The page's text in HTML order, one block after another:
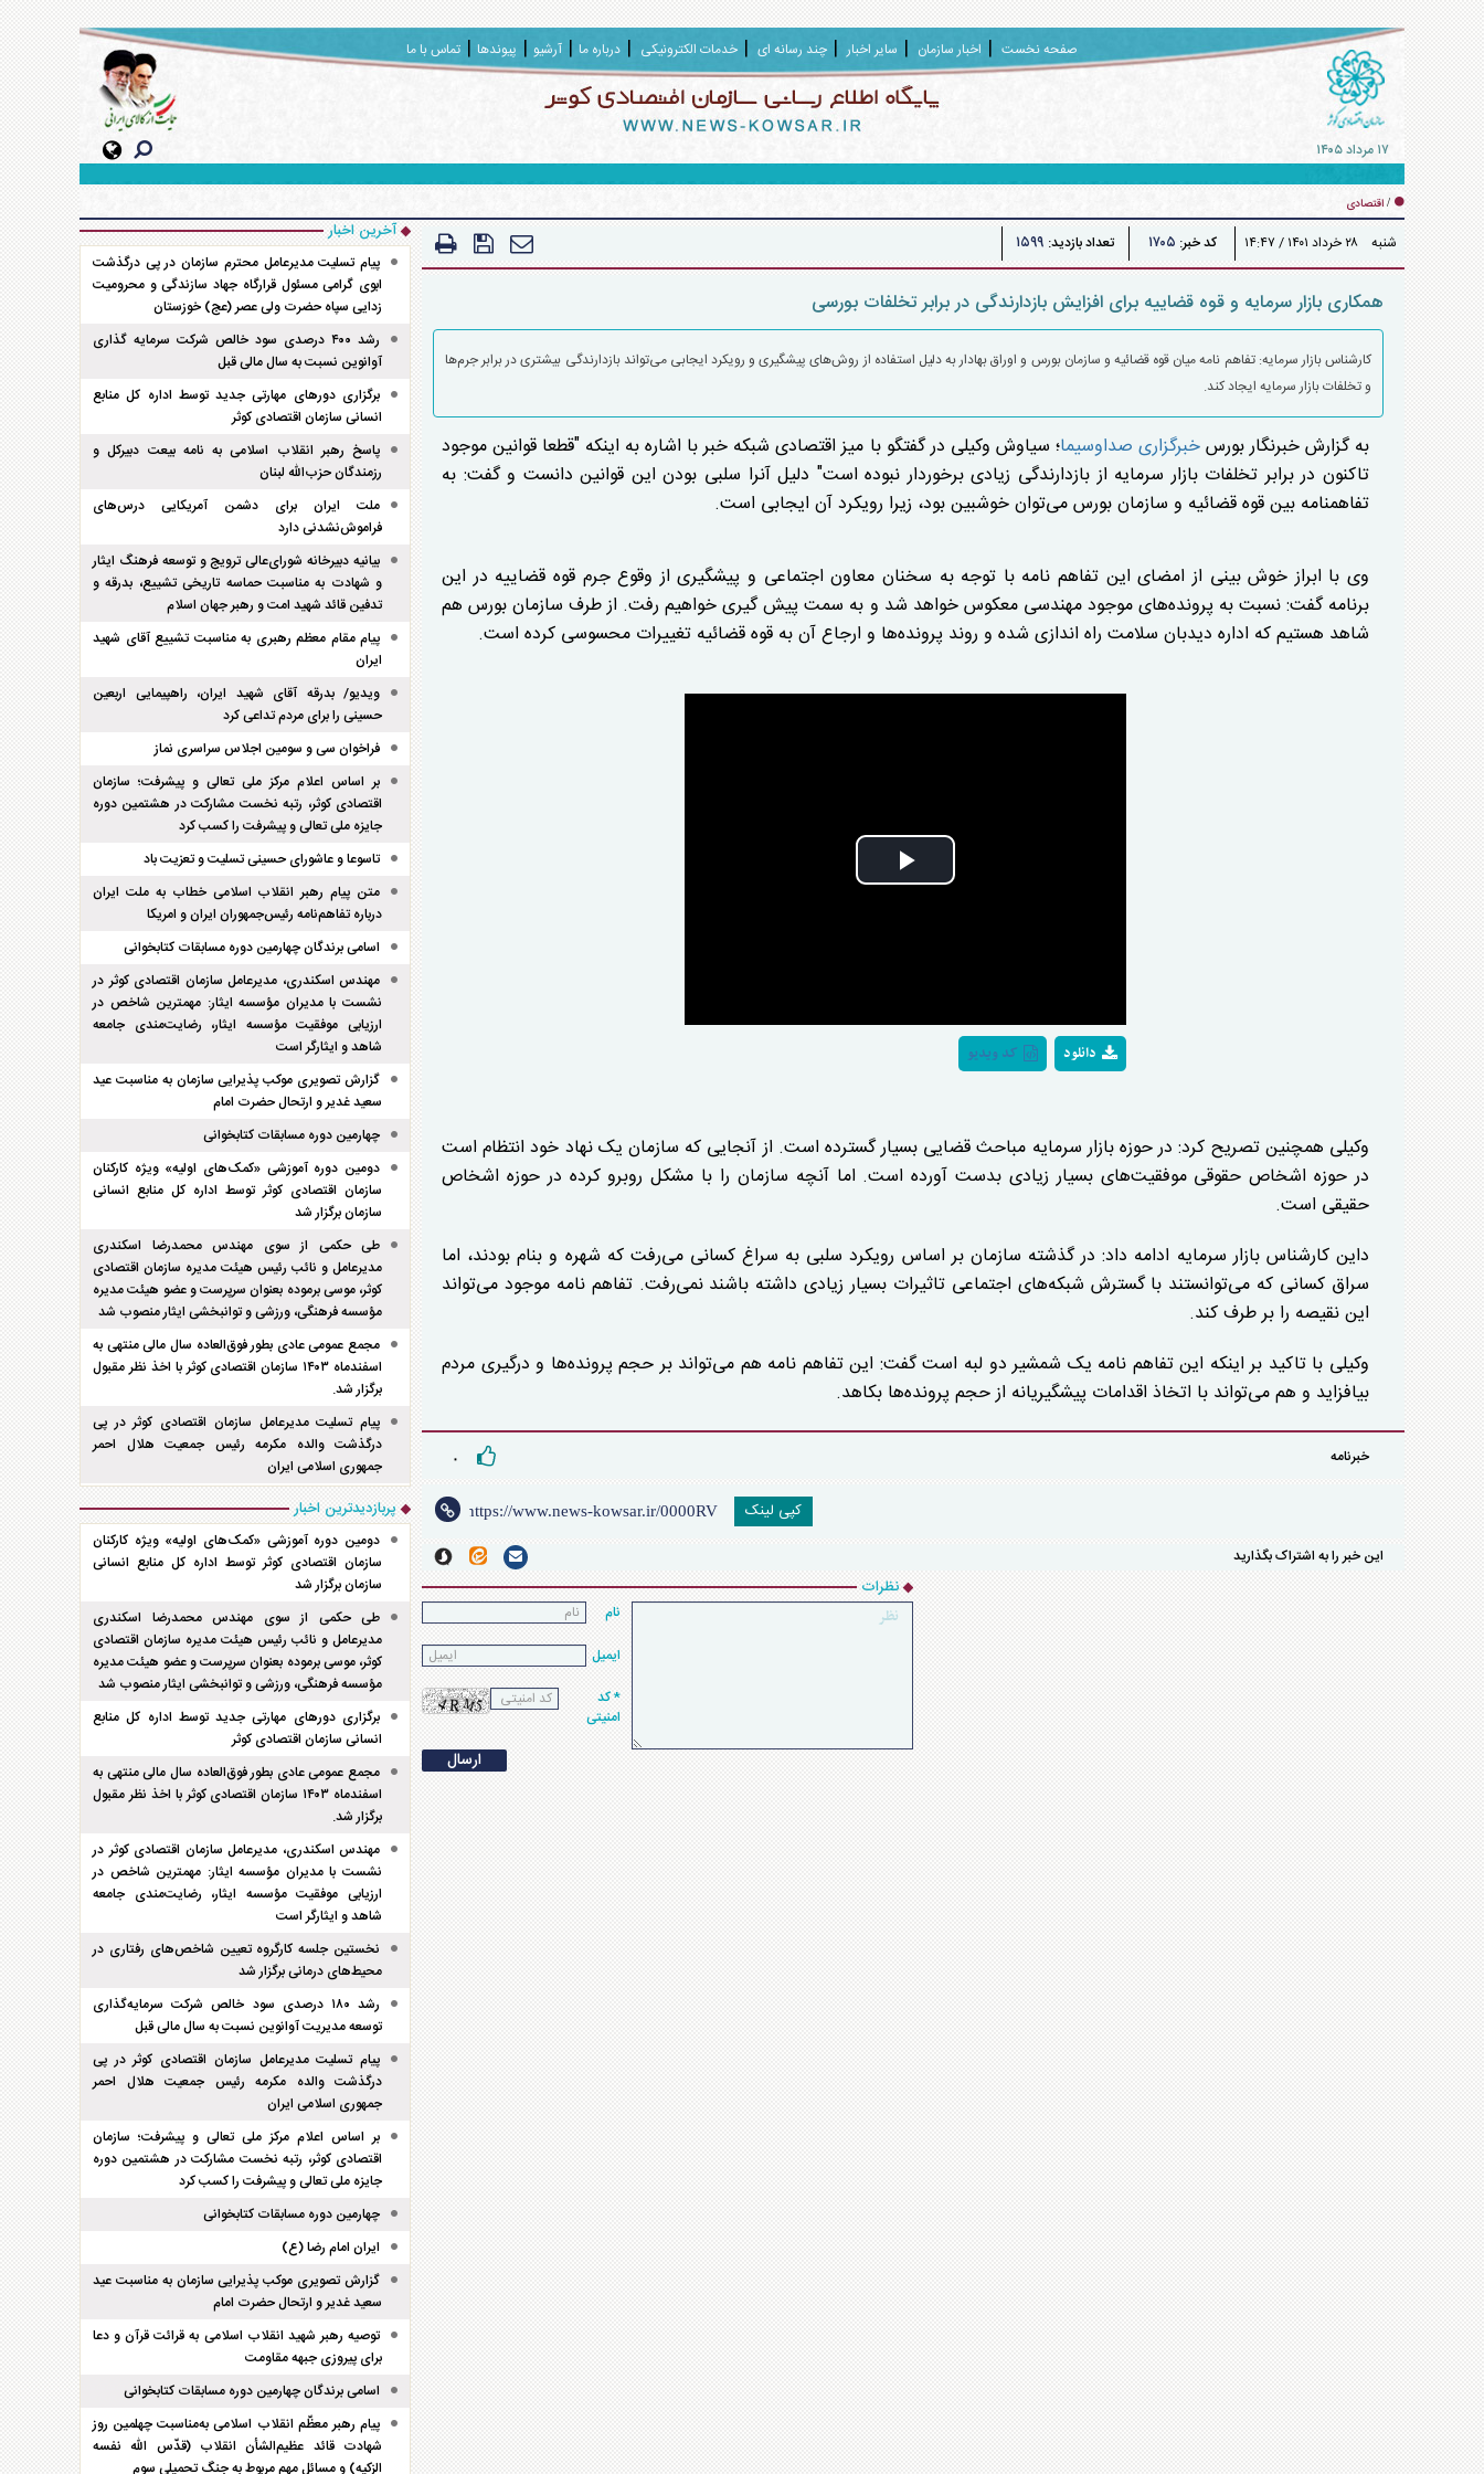
صفحه نخست اخبار سازمان سایر اخبار چند رسانه ای خدمات الکترونیکی درباره ما آرشیو پیوندها تماس با ما
۱۷ مرداد ۱۴۰۵
/ اقتصادی
شنبه ۲۸ خرداد ۱۴۰۱ / ۱۴:۴۷ کد خبر: ۱۷۰۵ تعداد بازدید: ۱۵۹۹
همکاری بازار سرمایه و قوه قضاییه برای افزایش بازدارندگی در برابر تخلفات بورسی
کارشناس بازار سرمایه: تفاهم نامه میان قوه قضائیه و سازمان بورس و اوراق بهادار به دلیل استفاده از روش‌های پیشگیری و رویکرد ایجابی می‌تواند بازدارندگی بیشتری در برابر جرم‌ها
و تخلفات بازار سرمایه ایجاد کند.
به گزارش خبرنگار بورسخبرگزاری صداوسیما؛ سیاوش وکیلی در گفتگو با میز اقتصادی شبکه خبر با اشاره به اینکه "قطعا قوانین موجود
تاکنون در برابر تخلفات بازار سرمایه از بازدارندگی زیادی برخوردار نبوده است" دلیل آنرا سلبی بودن این قوانین دانست و گفت: به
تفاهمنامه بین قوه قضائیه و سازمان بورس می‌توان خوشبین بود، زیرا رویکرد آن ایجابی است.
وی با ابراز خوش بینی از امضای این تفاهم نامه با توجه به سخنان معاون اجتماعی و پیشگیری از وقوع جرم قوه قضاییه در این
برنامه گفت: نسبت به پرونده‌های موجود مهندسی معکوس خواهد شد و به سمت پیش گیری خواهیم رفت. از طرف سازمان بورس هم
شاهد هستیم که اداره دیدبان سلامت راه اندازی شده و روند پرونده‌ها و ارجاع آن به قوه قضائیه تغییرات محسوسی کرده است.
Play
کد ویدیو دانلود
وکیلی همچنین تصریح کرد: در حوزه بازار سرمایه مباحث قضایی بسیار گسترده است. از آنجایی که سازمان یک نهاد خود انتظام است
در حوزه اشخاص حقوقی موفقیت‌های بسیار زیادی بدست آورده است. اما آنچه سازمان را با مشکل روبرو کرده در حوزه اشخاص
حقیقی است.
داین کارشناس بازار سرمایه ادامه داد: در گذشته سازمان بر اساس رویکرد سلبی به سراغ کسانی می‌رفت که شهره و بنام بودند، اما
سراق کسانی که می‌توانستند با گسترش شبکه‌های اجتماعی تاثیرات بسیار زیادی داشته باشند نمی‌رفت. تفاهم نامه موجود می‌تواند
این نقیصه را بر طرف کند.
وکیلی با تاکید بر اینکه این تفاهم نامه یک شمشیر دو لبه است گفت: این تفاهم نامه هم می‌تواند بر حجم پرونده‌ها و درگیری مردم
بیافزاید و هم می‌تواند با اتخاذ اقدامات پیشگیریانه از حجم پرونده‌ها بکاهد.
خبرنامه ۰
کپی لینک
این خبر را به اشتراک بگذارید
نظرات
نام
ایمیل
* کد
امنیتی
آخرین اخبار
پیام تسلیت مدیرعامل محترم سازمان در پی درگذشت
ابوی گرامی مسئول قرارگاه جهاد سازندگی و محرومیت
زدایی سپاه حضرت ولی عصر (عج) خوزستان
رشد ۴۰۰ درصدی سود خالص شرکت سرمایه گذاری
آوانوین نسبت به سال مالی قبل
برگزاری دور‌های مهارتی جدید توسط اداره کل منابع
انسانی سازمان اقتصادی کوثر
پاسخ رهبر انقلاب اسلامی به نامه بیعت دبیرکل و
رزمندگان حزب‌الله لبنان
ملت ایران برای دشمن آمریکایی درس‌های
فراموش‌نشدنی دارد
بیانیه دبیرخانه شورای‌عالی ترویج و توسعه فرهنگ ایثار
و شهادت به مناسبت حماسه تاریخی تشییع، بدرقه و
تدفین قائد شهید امت و رهبر جهان اسلام
پیام مقام معظم رهبری به مناسبت تشییع آقای شهید
ایران
ویدیو/ بدرقه آقای شهید ایران، راهپیمایی اربعین
حسینی را برای مردم تداعی کرد
فراخوان سی و سومین اجلاس سراسری نماز
بر اساس اعلام مرکز ملی تعالی و پیشرفت؛ سازمان
اقتصادی کوثر، رتبه نخست مشارکت در هشتمین دوره
جایزه ملی تعالی و پیشرفت را کسب کرد
تاسوعا و عاشورای حسینی تسلیت و تعزیت باد
متن پیام رهبر انقلاب اسلامی خطاب به ملت ایران
درباره تفاهم‌نامه رئیس‌جمهوران ایران و امریکا
اسامی برندگان چهارمین دوره مسابقات کتابخوانی
مهندس اسکندری، مدیرعامل سازمان اقتصادی کوثر در
نشست با مدیران مؤسسه ایثار: مهمترین شاخص در
ارزیابی موفقیت مؤسسه ایثار، رضایت‌مندی جامعه
شاهد و ایثارگر است
گزارش تصویری موکب پذیرایی سازمان به مناسبت عید
سعید غدیر و ارتحال حضرت امام
چهارمین دوره مسابقات کتابخوانی
دومین دوره آموزشی «کمک‌های اولیه» ویژه کارکنان
سازمان اقتصادی کوثر توسط اداره کل منابع انسانی
سازمان برگزار شد
طی حکمی از سوی مهندس محمدرضا اسکندری
مدیرعامل و نائب رئیس هیئت مدیره سازمان اقتصادی
کوثر، موسی برموده بعنوان سرپرست و عضو هیئت مدیره
مؤسسه فرهنگی، ورزشی و توانبخشی ایثار منصوب شد
مجمع عمومی عادی بطور فوق‌العاده سال مالی منتهی به
اسفند‌ماه ۱۴۰۳ سازمان اقتصادی کوثر با اخذ نظر مقبول
برگزار شد.
پیام تسلیت مدیرعامل سازمان اقتصادی کوثر در پی
درگذشت والده مکرمه رئیس جمعیت هلال احمر
جمهوری اسلامی ایران
پربازدیدترین اخبار
دومین دوره آموزشی «کمک‌های اولیه» ویژه کارکنان
سازمان اقتصادی کوثر توسط اداره کل منابع انسانی
سازمان برگزار شد
طی حکمی از سوی مهندس محمدرضا اسکندری
مدیرعامل و نائب رئیس هیئت مدیره سازمان اقتصادی
کوثر، موسی برموده بعنوان سرپرست و عضو هیئت مدیره
مؤسسه فرهنگی، ورزشی و توانبخشی ایثار منصوب شد
برگزاری دور‌های مهارتی جدید توسط اداره کل منابع
انسانی سازمان اقتصادی کوثر
مجمع عمومی عادی بطور فوق‌العاده سال مالی منتهی به
اسفند‌ماه ۱۴۰۳ سازمان اقتصادی کوثر با اخذ نظر مقبول
برگزار شد.
مهندس اسکندری، مدیرعامل سازمان اقتصادی کوثر در
نشست با مدیران مؤسسه ایثار: مهمترین شاخص در
ارزیابی موفقیت مؤسسه ایثار، رضایت‌مندی جامعه
شاهد و ایثارگر است
نخستین جلسه کارگروه تعیین شاخص‌های رفتاری در
محیط‌های درمانی برگزار شد
رشد ۱۸۰ درصدی سود خالص شرکت سرمایه‌گذاری
توسعه مدیریت آوانوین نسبت به سال مالی قبل
پیام تسلیت مدیرعامل سازمان اقتصادی کوثر در پی
درگذشت والده مکرمه رئیس جمعیت هلال احمر
جمهوری اسلامی ایران
بر اساس اعلام مرکز ملی تعالی و پیشرفت؛ سازمان
اقتصادی کوثر، رتبه نخست مشارکت در هشتمین دوره
جایزه ملی تعالی و پیشرفت را کسب کرد
چهارمین دوره مسابقات کتابخوانی
ایران امام رضا (ع)
گزارش تصویری موکب پذیرایی سازمان به مناسبت عید
سعید غدیر و ارتحال حضرت امام
توصیه رهبر شهید انقلاب اسلامی به قرائت قرآن و دعا
برای پیروزی جبهه مقاومت
اسامی برندگان چهارمین دوره مسابقات کتابخوانی
پیام رهبر معظّم انقلاب اسلامی به‌مناسبت چهلمین روز
شهادت قائد عظیم‌الشأن انقلاب (قدّس الله نفسه
الزکیه) و مسائل مهم مربوط به جنگ تحمیلی سوم